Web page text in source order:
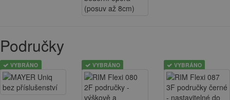
Područky
VYBRÁNO VYBRÁNO VYBRÁNO